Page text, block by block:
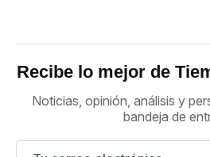
Recibe lo mejor de
Noticias, opinión, análisis y
bandeja de